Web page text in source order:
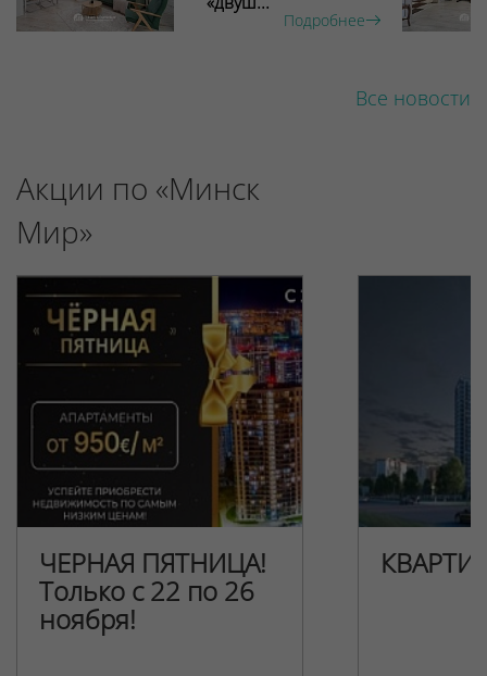
Подробнее
Все новости
Акции по «Минск
Мир»
ЧЕРНАЯ ПЯТНИЦА!
Только с 22 по 26
ноября!